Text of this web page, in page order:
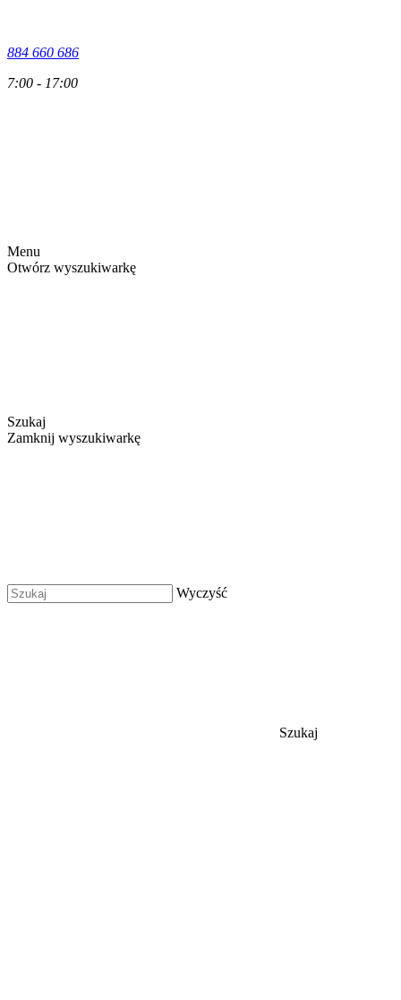
884 660 686
7:00 - 17:00
Menu
Otwórz wyszukiwarkę
Szukaj
Zamknij wyszukiwarkę
Wyczyść
Szukaj